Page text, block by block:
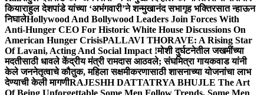
कियाराहुल देशपांडे यांच्या ‘अभंगवारी’ने शन्मुखानंद सभागृह भक्तिरसात न्हाऊन
निघालेHollywood And Bollywood Leaders Join Forces With
Anti-Hunger CEO For Historic White House Discussions On
American Hunger CrisisPALLAVI THORAVE: A Rising Star
Of Lavani, Acting And Social Impact !मोशी दुर्घटनेतील जखमींच्या
मदतीसाठी धावले केंद्रीय मंत्री रामदास आठवले; संघमित्रा गायकवाड यांनी
केले जननेतृत्वाचे कौतुक, महिला सक्षमीकरणासाठी शासनाच्या योजनांचा लाभ
देण्याची केली मागणीRAJESHH DATTATRYA BHUJLE The Art